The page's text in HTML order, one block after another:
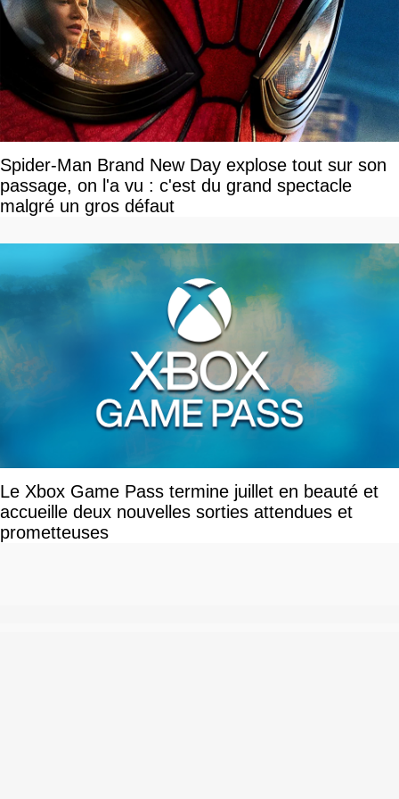
Spider-Man Brand New Day explose tout sur son
passage, on l'a vu : c'est du grand spectacle
malgré un gros défaut
Le Xbox Game Pass termine juillet en beauté et
accueille deux nouvelles sorties attendues et
prometteuses